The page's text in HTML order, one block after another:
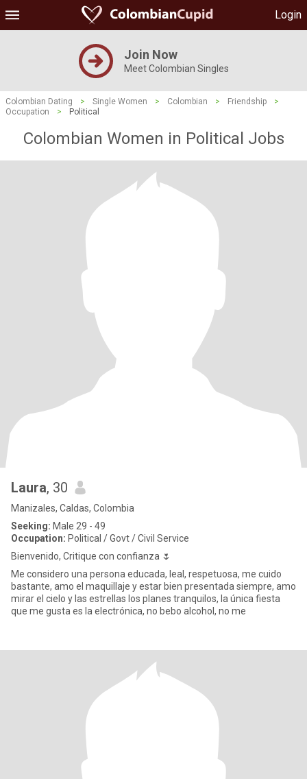
Login
Join Now
Meet Colombian Singles
Colombian Dating > Single Women > Colombian > Friendship
>
Occupation
> Political
Colombian Women in Political Jobs
Laura, 30
Manizales, Caldas, Colombia
Seeking: Male 29 - 49
Occupation: Political / Govt / Civil Service
Bienvenido, Critique con confianza 🌷
Me considero una persona educada, leal, respetuosa, me cuido
bastante, amo el maquillaje y estar bien presentada siempre, amo
mirar el cielo y las estrellas los planes tranquilos, la única fiesta
que me gusta es la electrónica, no bebo alcohol, no me